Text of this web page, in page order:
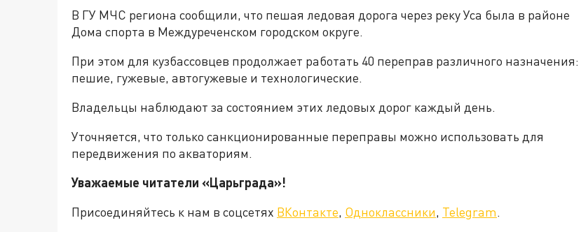
В ГУ МЧС региона сообщили, что пешая ледовая дорога через реку Уса была в районе
Дома спорта в Междуреченском городском округе.
При этом для кузбассовцев продолжает работать 40 переправ различного назначения:
пешие, гужевые, автогужевые и технологические.
Владельцы наблюдают за состоянием этих ледовых дорог каждый день.
Уточняется, что только санкционированные переправы можно использовать для
передвижения по акваториям.
Уважаемые читатели «Царьграда»!
Присоединяйтесь к нам в соцсетях ВКонтакте, Одноклассники, Telegram.